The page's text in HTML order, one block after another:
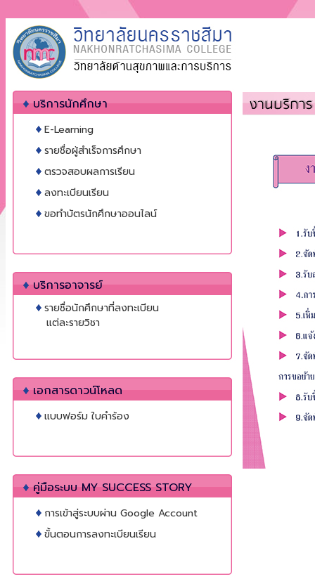
บริการนักศึกษา
E-Learning
รายชื่อผู้สำเร็จการศึกษา
ตรวจสอบผลการเรียน
ลงทะเบียนเรียน
ขอทำบัตรนักศึกษาออนไลน์
บริการอาจารย์
รายชื่อนักศึกษาที่ลงทะเบียน
แต่ละรายวิชา
เอกสารดาวน์โหลด
แบบฟอร์ม ใบคำร้อง
คู่มือระบบ MY SUCCESS STORY
การเข้าสู่ระบบผ่าน Google Account
ขั้นตอนการลงทะเบียนเรียน